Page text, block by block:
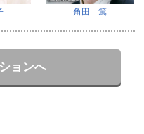
角田 篤
ョンへ